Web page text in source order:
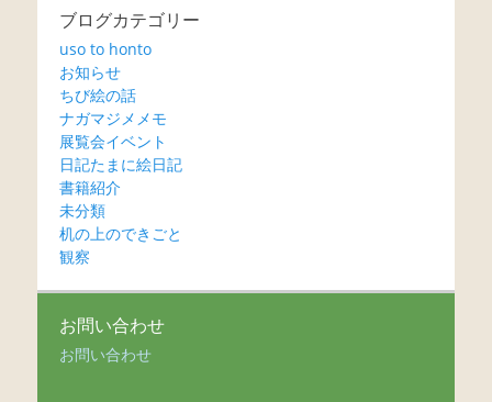
ブログカテゴリー
uso to honto
お知らせ
ちび絵の話
ナガマジメメモ
展覧会イベント
日記たまに絵日記
書籍紹介
未分類
机の上のできごと
観察
お問い合わせ
お問い合わせ